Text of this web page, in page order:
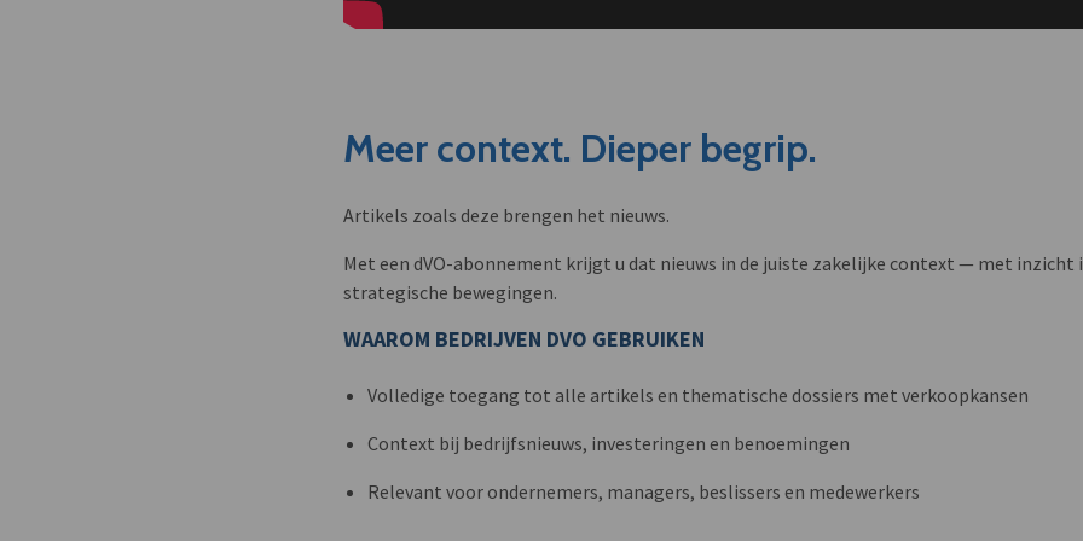
Meer context. Dieper begrip.
Artikels zoals deze brengen het nieuws.
Met een dVO-abonnement krijgt u dat nieuws in de juiste zakelijke context — met inzicht
strategische bewegingen.
WAAROM BEDRIJVEN DVO GEBRUIKEN
Volledige toegang tot alle artikels en thematische dossiers met verkoopkansen
Context bij bedrijfsnieuws, investeringen en benoemingen
Relevant voor ondernemers, managers, beslissers en medewerkers